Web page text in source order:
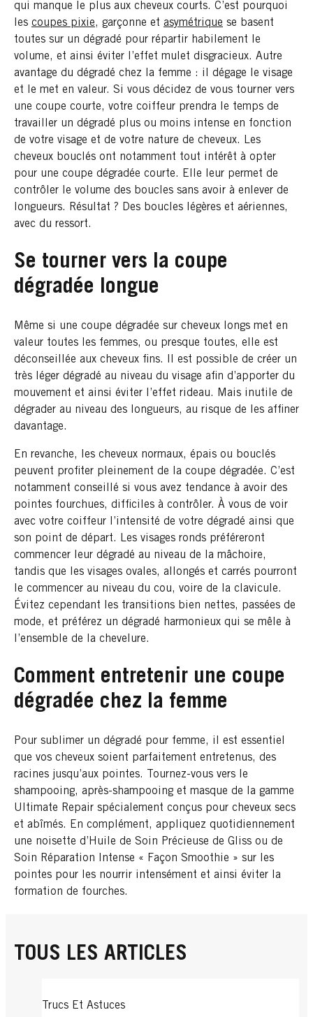
qui manque le plus aux cheveux courts. C’est pourquoi
les coupes pixie, garçonne et asymétrique se basent
toutes sur un dégradé pour répartir habilement le
volume, et ainsi éviter l’effet mulet disgracieux. Autre
avantage du dégradé chez la femme : il dégage le visage
et le met en valeur. Si vous décidez de vous tourner vers
une coupe courte, votre coiffeur prendra le temps de
travailler un dégradé plus ou moins intense en fonction
de votre visage et de votre nature de cheveux. Les
cheveux bouclés ont notamment tout intérêt à opter
pour une coupe dégradée courte. Elle leur permet de
contrôler le volume des boucles sans avoir à enlever de
longueurs. Résultat ? Des boucles légères et aériennes,
avec du ressort.
Se tourner vers la coupe
dégradée longue
Même si une coupe dégradée sur cheveux longs met en
valeur toutes les femmes, ou presque toutes, elle est
déconseillée aux cheveux fins. Il est possible de créer un
très léger dégradé au niveau du visage afin d’apporter du
mouvement et ainsi éviter l’effet rideau. Mais inutile de
dégrader au niveau des longueurs, au risque de les affiner
davantage.
En revanche, les cheveux normaux, épais ou bouclés
peuvent profiter pleinement de la coupe dégradée. C’est
notamment conseillé si vous avez tendance à avoir des
pointes fourchues, difficiles à contrôler. À vous de voir
avec votre coiffeur l’intensité de votre dégradé ainsi que
son point de départ. Les visages ronds préféreront
commencer leur dégradé au niveau de la mâchoire,
tandis que les visages ovales, allongés et carrés pourront
le commencer au niveau du cou, voire de la clavicule.
Évitez cependant les transitions bien nettes, passées de
mode, et préférez un dégradé harmonieux qui se mêle à
l’ensemble de la chevelure.
Comment entretenir une coupe
dégradée chez la femme
Pour sublimer un dégradé pour femme, il est essentiel
que vos cheveux soient parfaitement entretenus, des
racines jusqu’aux pointes. Tournez-vous vers le
shampooing, après-shampooing et masque de la gamme
Ultimate Repair spécialement conçus pour cheveux secs
et abîmés. En complément, appliquez quotidiennement
une noisette d’Huile de Soin Précieuse de Gliss ou de
Soin Réparation Intense « Façon Smoothie » sur les
pointes pour les nourrir intensément et ainsi éviter la
formation de fourches.
TOUS LES ARTICLES
Trucs Et Astuces